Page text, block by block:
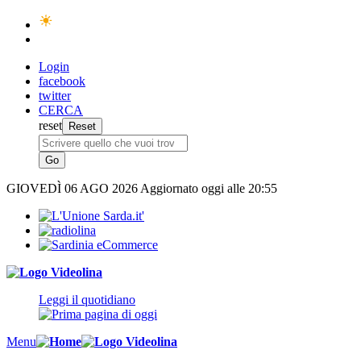
Login
facebook
twitter
CERCA
reset
GIOVEDÌ 06 AGO 2026 Aggiornato oggi alle 20:55
Leggi il quotidiano
Menu